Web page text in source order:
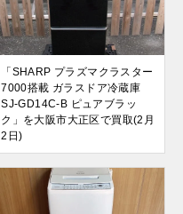
「SHARP プラズマクラスター
7000搭載 ガラスドア冷蔵庫
SJ-GD14C-B ピュアブラッ
ク」を大阪市大正区で買取(2月
2日)